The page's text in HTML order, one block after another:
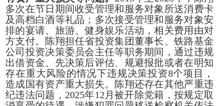
多次在节日期间收受管理和服务对象所送消费卡
及高档白酒等礼品；多次接受管理和服务对象安
排的宴请、旅游、健身娱乐活动，相关费用由对
方支付。陈翔担任省投资集团董事长、铁路基金
公司投资决策委员会主任等职务期间，通过违规
出借资金、先决策后评估、规避报批或者在明知
存在重大风险的情况下违规决策投资8个项目，
造成国有资产重大损失。陈翔还存在其他严重违
纪违法问题，2025年12月被开除党籍，按规定取